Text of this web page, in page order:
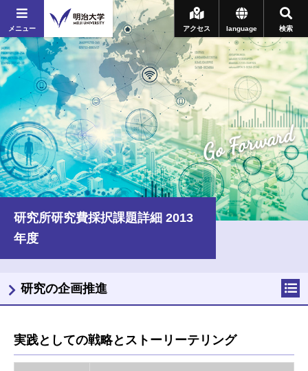
メニュー 検索
language
アクセス
Go Forward
研究所研究費採択課題詳細 2013
年度
実践としての戦略とストーリーテリング
研究の企画推進